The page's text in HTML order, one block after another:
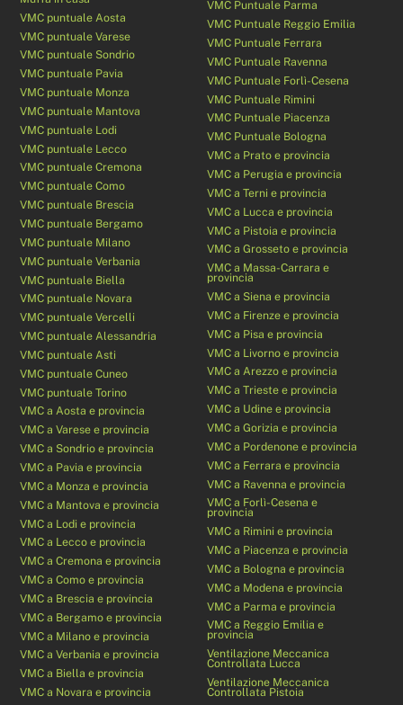
VMC puntuale Aosta
VMC puntuale Varese
VMC puntuale Sondrio
VMC puntuale Pavia
VMC puntuale Monza
VMC puntuale Mantova
VMC puntuale Lodi
VMC puntuale Lecco
VMC puntuale Cremona
VMC puntuale Como
VMC puntuale Brescia
VMC puntuale Bergamo
VMC puntuale Milano
VMC puntuale Verbania
VMC puntuale Biella
VMC puntuale Novara
VMC puntuale Vercelli
VMC puntuale Alessandria
VMC puntuale Asti
VMC puntuale Cuneo
VMC puntuale Torino
VMC a Aosta e provincia
VMC a Varese e provincia
VMC a Sondrio e provincia
VMC a Pavia e provincia
VMC a Monza e provincia
VMC a Mantova e provincia
VMC a Lodi e provincia
VMC a Lecco e provincia
VMC a Cremona e provincia
VMC a Como e provincia
VMC a Brescia e provincia
VMC a Bergamo e provincia
VMC a Milano e provincia
VMC a Verbania e provincia
VMC a Biella e provincia
VMC a Novara e provincia
VMC Puntuale Parma
VMC Puntuale Reggio Emilia
VMC Puntuale Ferrara
VMC Puntuale Ravenna
VMC Puntuale Forlì-Cesena
VMC Puntuale Rimini
VMC Puntuale Piacenza
VMC Puntuale Bologna
VMC a Prato e provincia
VMC a Perugia e provincia
VMC a Terni e provincia
VMC a Lucca e provincia
VMC a Pistoia e provincia
VMC a Grosseto e provincia
VMC a Massa-Carrara e
provincia
VMC a Siena e provincia
VMC a Firenze e provincia
VMC a Pisa e provincia
VMC a Livorno e provincia
VMC a Arezzo e provincia
VMC a Trieste e provincia
VMC a Udine e provincia
VMC a Gorizia e provincia
VMC a Pordenone e provincia
VMC a Ferrara e provincia
VMC a Ravenna e provincia
VMC a Forlì-Cesena e
provincia
VMC a Rimini e provincia
VMC a Piacenza e provincia
VMC a Bologna e provincia
VMC a Modena e provincia
VMC a Parma e provincia
VMC a Reggio Emilia e
provincia
Ventilazione Meccanica
Controllata Lucca
Ventilazione Meccanica
Controllata Pistoia